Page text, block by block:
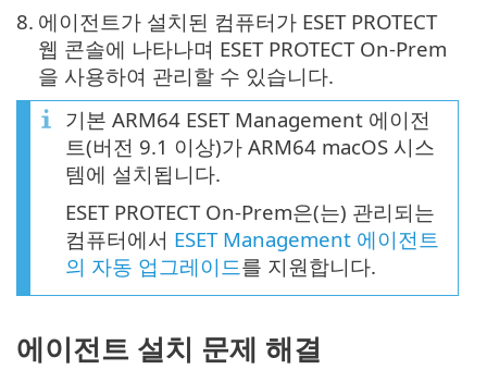
8. 에이전트가 설치된 컴퓨터가 ESET PROTECT
웹 콘솔에 나타나며 ESET PROTECT On-Prem
을 사용하여 관리할 수 있습니다.
기본 ARM64 ESET Management 에이전
트(버전 9.1 이상)가 ARM64 macOS 시스
템에 설치됩니다.
ESET PROTECT On-Prem은(는) 관리되는
컴퓨터에서 ESET Management 에이전트
의 자동 업그레이드를 지원합니다.
에이전트 설치 문제 해결